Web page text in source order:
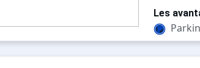
télévision.
Les